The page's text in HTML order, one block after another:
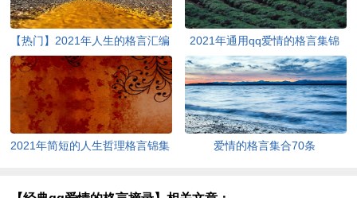
【热门】2021年人生的格言汇编
36条
2021年通用qq爱情的格言集锦
99句
2021年简短的人生哲理格言锦集
爱情的格言集合70条